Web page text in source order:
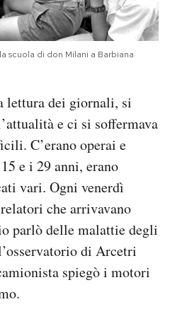
scuola di don Milani a Barbiana
lettura dei giornali, si
e ci si soffermava
C’erano operai e
e i 29 anni, erano
vari. Ogni venerdì
che arrivavano
parlò delle malattie degli
di Arcetri
spiegò i motori